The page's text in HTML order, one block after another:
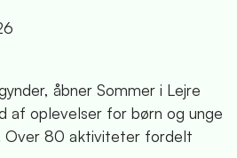
åbner Sommer i Lejre
af oplevelser for børn og unge
Over 80 aktiviteter fordelt